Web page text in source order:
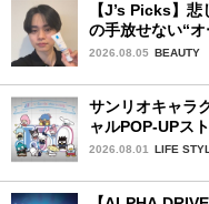
【J’s Picks】
の手放せない“
ファッション夏
2026.08.05 BEAUTY
サンリオキャラ
ャルPOP-UPス
2026.08.01 LIFE